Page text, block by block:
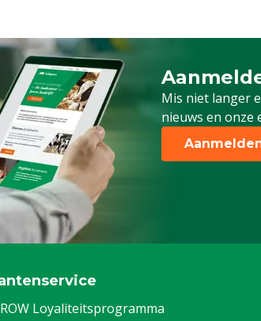
Mis niet langer
nieuws en onze
Schrijf je in
Loyaliteitsprogramma